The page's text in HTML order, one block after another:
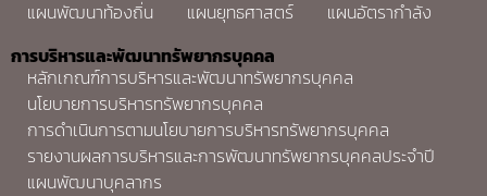
แผนพัฒนาท้องถิ่น
แผนยุทธศาสตร์
แผนอัตรากำลัง
การบริหารและพัฒนาทรัพยากรบุคคล
หลักเกณฑ์การบริหารและพัฒนาทรัพยากรบุคคล
นโยบายการบริหารทรัพยากรบุคคล
การดำเนินการตามนโยบายการบริหารทรัพยากรบุคคล
รายงานผลการบริหารและการพัฒนาทรัพยากรบุคคลประจำปี
แผนพัฒนาบุคลากร